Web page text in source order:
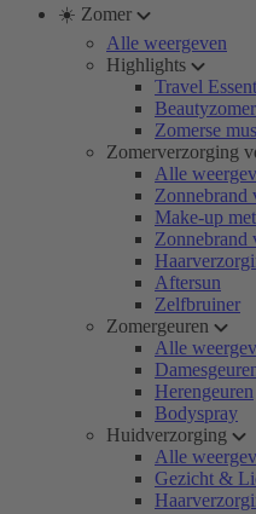
☀️ Zomer
Alle weergeven
Highlights
Travel
Zomerse
Zomerverzorging
Alle
Zonnebrand
Make-up
Zonnebrand
Aftersun
Zelfbruiner
Zomergeuren
Alle
Herengeuren
Bodyspray
Huidverzorging
Alle
Gezicht &